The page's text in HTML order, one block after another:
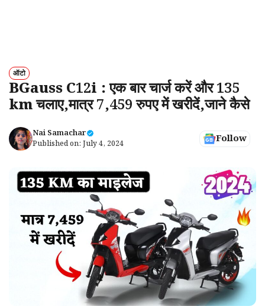
ऑटो
BGauss C12i : एक बार चार्ज करें और 135
km चलाए,मात्र 7,459 रुपए में खरीदें,जाने कैसे
Nai Samachar
Published on: July 4, 2024 Follow